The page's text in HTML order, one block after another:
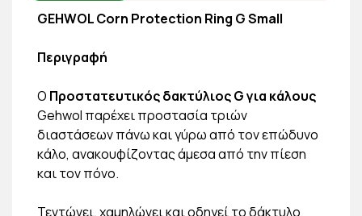
GEHWOL Corn Protection Ring G Small
Περιγραφή
Ο Προστατευτικός δακτύλιος G για κάλους
Gehwol παρέχει προστασία τριών
διαστάσεων πάνω και γύρω από τον επώδυνο
κάλο, ανακουφίζοντας άμεσα από την πίεση
και τον πόνο.
Τεντώνει, χαμηλώνει και οδηγεί το δάκτυλο